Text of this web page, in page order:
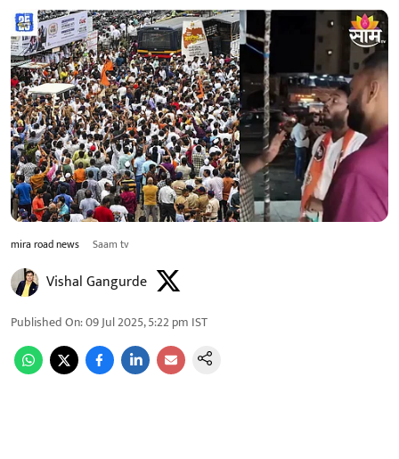
mira road news Saam tv
Vishal Gangurde
Published On:09 Jul 2025, 5:22 pm IST